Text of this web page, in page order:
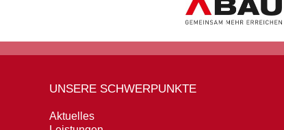
UNSERE SCHWERPUNKTE
Aktuelles